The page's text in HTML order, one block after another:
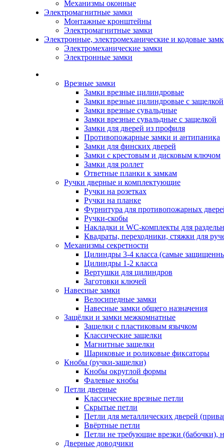
Механизмы оконные
Электромагнитные замки
Монтажные кронштейны
Электромагнитные замки
Электронные, электромеханические и кодовые
Электромеханические замки
Электронные замки
Врезные замки
Замки врезные цилиндровые
Замки врезные цилиндровые с защелкой
Замки врезные сувальдные
Замки врезные сувальдные с защелкой
Замки для дверей из профиля
Противопожарные замки и антипаника
Замки для финских дверей
Замки с крестовым и дисковым ключом
Замки для роллет
Ответные планки к замкам
Ручки дверные и комплектующие
Ручки на розетках
Ручки на планке
Фурнитура для противопожарных
Ручки-скобы
Накладки и WC-комплекты для
Квадраты, переходники, стяжки для
Механизмы секретности
Цилиндры 3-4 класса (самые
Цилиндры 1-2 класса
Вертушки для цилиндров
Заготовки ключей
Навесные замки
Велосипедные замки
Навесные замки общего назначения
Защёлки и замки межкомнатные
Защелки с пластиковым язычком
Классические защелки
Магнитные защелки
Шариковые и роликовые фиксаторы
Кнобы (ручки-защелки)
Кнобы округлой формы
Фалевые кнобы
Петли дверные
Классические врезные петли
Скрытые петли
Петли для металлических дверей
Ввёртные петли
Петли не требующие врезки (бабочки),
Дверные доводчики